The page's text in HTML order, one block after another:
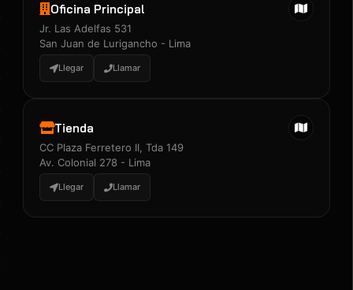
Oficina Principal
Jr. Las Adelfas 531
San Juan de Lurigancho - Lima
Llegar Llamar
Tienda
CC Plaza Ferretero II, Tda 149
Av. Colonial 278 - Lima
Llegar Llamar